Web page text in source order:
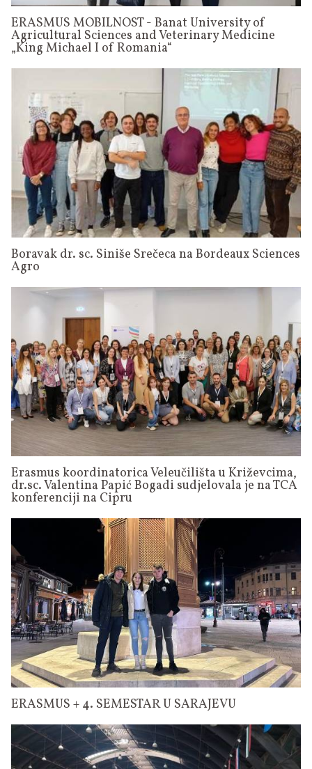
ERASMUS MOBILNOST - Banat University of
Agricultural Sciences and Veterinary Medicine
„King Michael I of Romania“
Boravak dr. sc. Siniše Srečeca na Bordeaux Sciences
Agro
Erasmus koordinatorica Veleučilišta u Križevcima,
dr.sc. Valentina Papić Bogadi sudjelovala je na TCA
konferenciji na Cipru
ERASMUS + 4. SEMESTAR U SARAJEVU